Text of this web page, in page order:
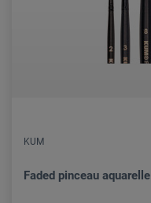
KUM
Faded pinceau aquarelle